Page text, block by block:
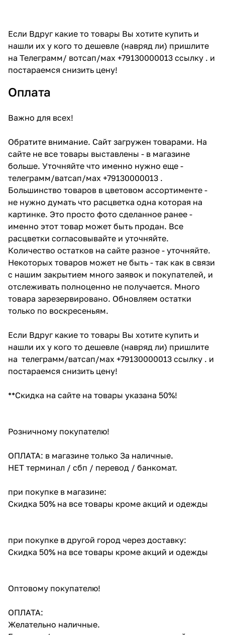
Если Вдруг какие то товары Вы хотите купить и
нашли их у кого то дешевле (навряд ли) пришлите
на Телеграмм/ вотсап/мах +79130000013 ссылку . и
постараемся снизить цену!
Оплата
Важно для всех!
Обратите внимание. Сайт загружен товарами. На
сайте не все товары выставлены - в магазине
больше. Уточняйте что именно нужно еще -
телеграмм/ватсап/мах +79130000013 .
Большинство товаров в цветовом ассортименте -
не нужно думать что расцветка одна которая на
картинке. Это просто фото сделанное ранее -
именно этот товар может быть продан. Все
расцветки согласовывайте и уточняйте.
Количество остатков на сайте разное - уточняйте.
Некоторых товаров может не быть - так как в связи
с нашим закрытием много заявок и покупателей, и
отслеживать полноценно не получается. Много
товара зарезервировано. Обновляем остатки
только по воскресеньям.
Если Вдруг какие то товары Вы хотите купить и
нашли их у кого то дешевле (навряд ли) пришлите
на телеграмм/ватсап/мах +79130000013 ссылку . и
постараемся снизить цену!
**Скидка на сайте на товары указана 50%!
Розничному покупателю!
ОПЛАТА: в магазине только За наличные.
НЕТ терминал / сбп / перевод / банкомат.
при покупке в магазине:
Скидка 50% на все товары кроме акций и одежды
при покупке в другой город через доставку:
Скидка 50% на все товары кроме акций и одежды
Оптовому покупателю!
ОПЛАТА:
Желательно наличные.